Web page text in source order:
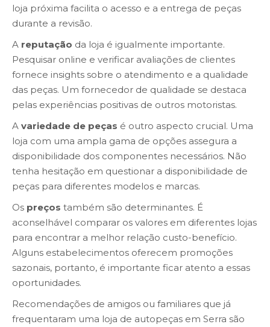
loja próxima facilita o acesso e a entrega de peças
durante a revisão.
A reputação da loja é igualmente importante.
Pesquisar online e verificar avaliações de clientes
fornece insights sobre o atendimento e a qualidade
das peças. Um fornecedor de qualidade se destaca
pelas experiências positivas de outros motoristas.
A variedade de peças é outro aspecto crucial. Uma
loja com uma ampla gama de opções assegura a
disponibilidade dos componentes necessários. Não
tenha hesitação em questionar a disponibilidade de
peças para diferentes modelos e marcas.
Os preços também são determinantes. É
aconselhável comparar os valores em diferentes lojas
para encontrar a melhor relação custo-benefício.
Alguns estabelecimentos oferecem promoções
sazonais, portanto, é importante ficar atento a essas
oportunidades.
Recomendações de amigos ou familiares que já
frequentaram uma loja de autopeças em Serra são